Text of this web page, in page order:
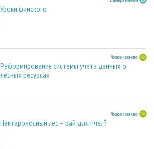
Уроки финского
Лесное хозяйство
Реформирование системы учета данных о
лесных ресурсах
Лесное хозяйство
Нектароносный лес – рай для пчел?